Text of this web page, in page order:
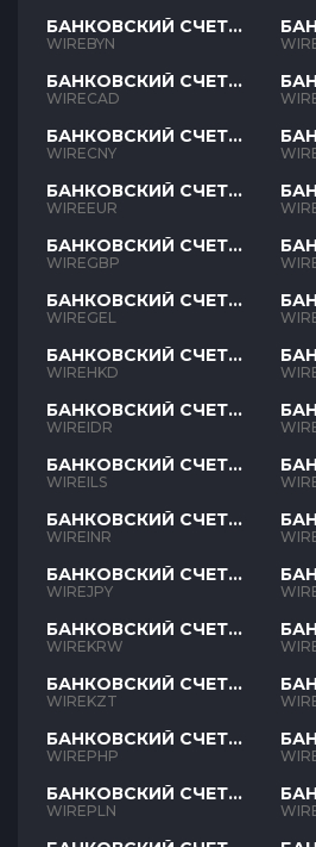
БАНКОВСКИЙ СЧЕТ
BYN
WIREBYN
БАНКОВСКИЙ СЧЕТ
CAD
WIRECAD
БАНКОВСКИЙ СЧЕТ
CNY
WIRECNY
БАНКОВСКИЙ СЧЕТ
EUR
WIREEUR
БАНКОВСКИЙ СЧЕТ
GBP
WIREGBP
БАНКОВСКИЙ СЧЕТ
GEL
WIREGEL
БАНКОВСКИЙ СЧЕТ
HKD
WIREHKD
БАНКОВСКИЙ СЧЕТ
IDR
WIREIDR
БАНКОВСКИЙ СЧЕТ
ILS
WIREILS
БАНКОВСКИЙ СЧЕТ
INR
WIREINR
БАНКОВСКИЙ СЧЕТ
JPY
WIREJPY
БАНКОВСКИЙ СЧЕТ
KRW
WIREKRW
БАНКОВСКИЙ СЧЕТ
KZT
WIREKZT
БАНКОВСКИЙ СЧЕТ
PHP
WIREPHP
БАНКОВСКИЙ СЧЕТ
PLN
WIREPLN
BYN
EUR
GEL
IDR
ILS
INR
JPY
KZT
PHP
PLN